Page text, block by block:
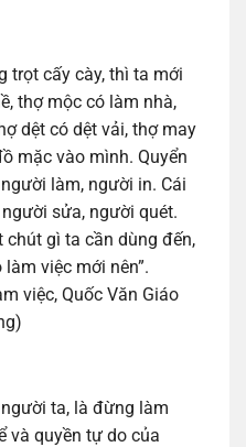
trọt cấy cày, thì ta mới
thợ mộc có làm nhà,
dệt có dệt vải, thợ may
mặc vào mình. Quyển
làm, người in. Cái
sửa, người quét.
gì ta cần dùng đến,
việc mới nên”.
việc, Quốc Văn Giáo
ta, là đừng làm
và quyền tự do của